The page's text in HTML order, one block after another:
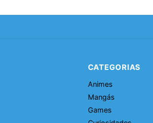
CATEGORIAS
Animes
Mangás
Games